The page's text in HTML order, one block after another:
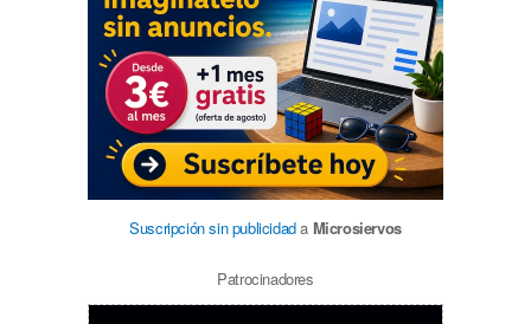
Suscripción sin publicidada Microsiervos
Patrocinadores